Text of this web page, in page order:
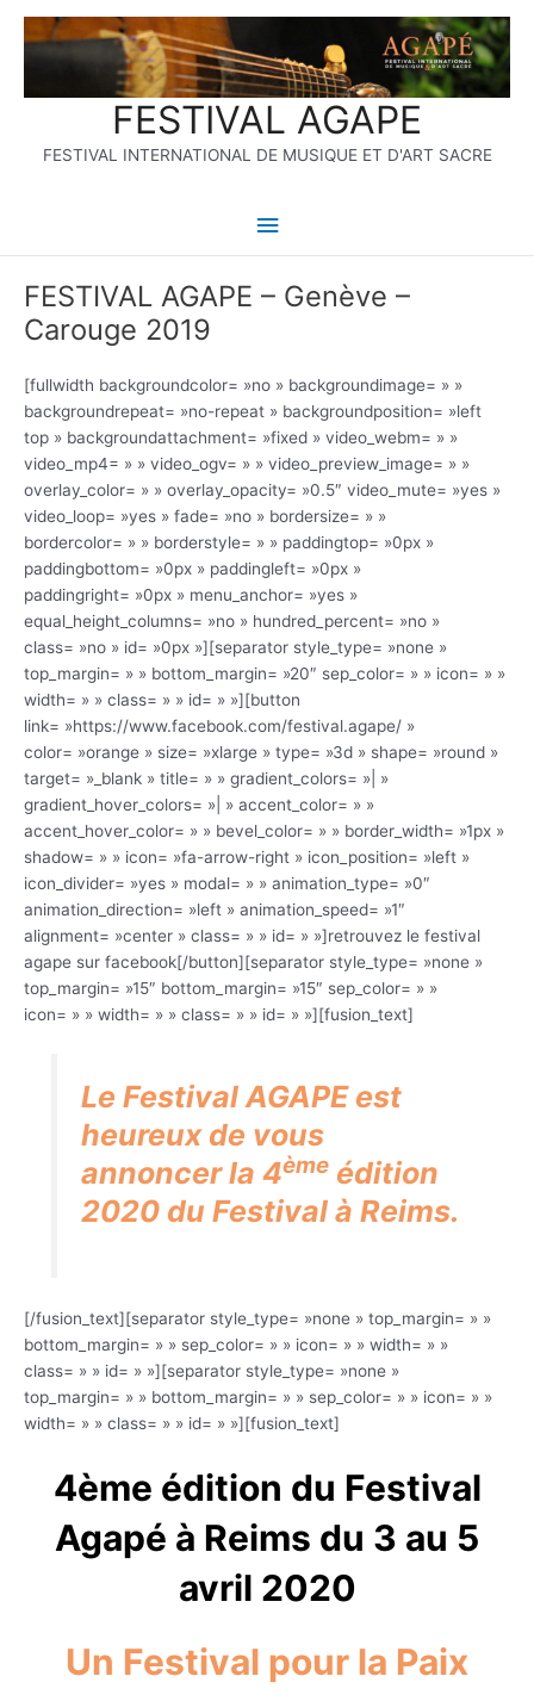
FESTIVAL AGAPE
FESTIVAL INTERNATIONAL DE MUSIQUE ET D'ART SACRE
Menu
principal
FESTIVAL AGAPE – Genève –
Carouge 2019
[fullwidth backgroundcolor= »no » backgroundimage= » »
backgroundrepeat= »no-repeat » backgroundposition= »left
top » backgroundattachment= »fixed » video_webm= » »
video_mp4= » » video_ogv= » » video_preview_image= » »
overlay_color= » » overlay_opacity= »0.5″ video_mute= »yes »
video_loop= »yes » fade= »no » bordersize= » »
bordercolor= » » borderstyle= » » paddingtop= »0px »
paddingbottom= »0px » paddingleft= »0px »
paddingright= »0px » menu_anchor= »yes »
equal_height_columns= »no » hundred_percent= »no »
class= »no » id= »0px »][separator style_type= »none »
top_margin= » » bottom_margin= »20″ sep_color= » » icon= » »
width= » » class= » » id= » »][button
link= »https://www.facebook.com/festival.agape/ »
color= »orange » size= »xlarge » type= »3d » shape= »round »
target= »_blank » title= » » gradient_colors= »| »
gradient_hover_colors= »| » accent_color= » »
accent_hover_color= » » bevel_color= » » border_width= »1px »
shadow= » » icon= »fa-arrow-right » icon_position= »left »
icon_divider= »yes » modal= » » animation_type= »0″
animation_direction= »left » animation_speed= »1″
alignment= »center » class= » » id= » »]retrouvez le festival
agape sur facebook[/button][separator style_type= »none »
top_margin= »15″ bottom_margin= »15″ sep_color= » »
icon= » » width= » » class= » » id= » »][fusion_text]
Le Festival AGAPE est
heureux de vous
annoncer la 4èmeédition
2020 du Festival à Reims.
[/fusion_text][separator style_type= »none » top_margin= » »
bottom_margin= » » sep_color= » » icon= » » width= » »
class= » » id= » »][separator style_type= »none »
top_margin= » » bottom_margin= » » sep_color= » » icon= » »
width= » » class= » » id= » »][fusion_text]
4ème édition du Festival
Agapé à Reims du 3 au 5
avril 2020
Un Festival pour la Paix